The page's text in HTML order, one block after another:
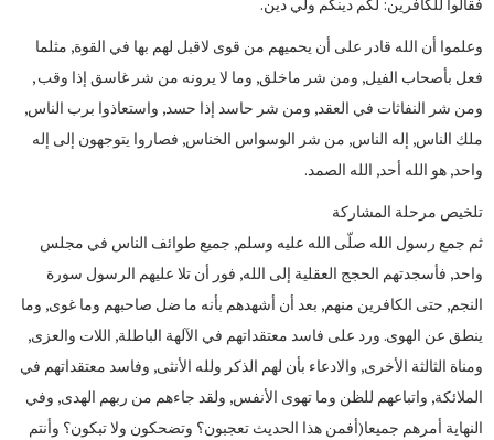
وعلموا أن الله قادر على أن يحميهم من قوى لاقبل لهم بها في القوة, مثلما
فعل بأصحاب الفيل, ومن شر ماخلق, وما لا يرونه من شر غاسق إذا وقب ,
ومن شر النفاثات في العقد, ومن شر حاسد إذا حسد, واستعاذوا برب الناس,
ملك الناس, إله الناس, من شر الوسواس الخناس, فصاروا يتوجهون إلى إله
واحد, هو الله أحد, الله الصمد.
تلخيص مرحلة المشاركة
ثم جمع رسول الله صلّى الله عليه وسلم, جميع طوائف الناس في مجلس
واحد, فأسجدتهم الحجج العقلية إلى الله, فور أن تلا عليهم الرسول سورة
النجم, حتى الكافرين منهم, بعد أن أشهدهم بأنه ما ضل صاحبهم وما غوى, وما
ينطق عن الهوى. ورد على فاسد معتقداتهم في الآلهة الباطلة, اللات والعزى,
ومناة الثالثة الأخرى, والادعاء بأن لهم الذكر ولله الأنثى, وفاسد معتقداتهم في
الملائكة, واتباعهم للظن وما تهوى الأنفس, ولقد جاءهم من ربهم الهدى, وفي
النهاية أمرهم جميعا(أفمن هذا الحديث تعجبون؟ وتضحكون ولا تبكون؟ وأنتم